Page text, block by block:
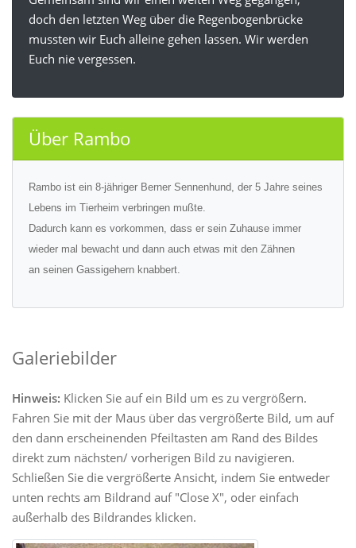
doch den letzten Weg über die Regenbogenbrücke
mussten wir Euch alleine gehen lassen. Wir werden
Euch nie vergessen.
Über Rambo
Rambo ist ein 8-jähriger Berner Sennenhund, der 5 Jahre seines
Lebens im Tierheim verbringen mußte.
Dadurch kann es vorkommen, dass er sein Zuhause immer
wieder mal bewacht und dann auch etwas mit den Zähnen
an seinen Gassigehern knabbert.
Galeriebilder
Hinweis: Klicken Sie auf ein Bild um es zu vergrößern.
Fahren Sie mit der Maus über das vergrößerte Bild, um auf
den dann erscheinenden Pfeiltasten am Rand des Bildes
direkt zum nächsten/ vorherigen Bild zu navigieren.
Schließen Sie die vergrößerte Ansicht, indem Sie entweder
unten rechts am Bildrand auf "Close X", oder einfach
außerhalb des Bildrandes klicken.